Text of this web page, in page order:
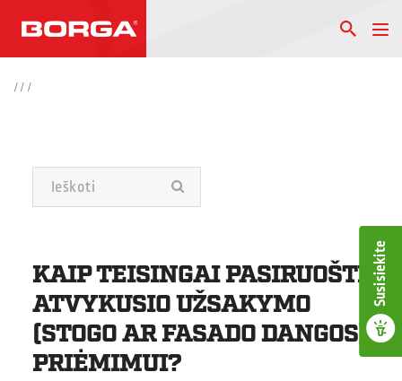
Susisiekite
// /
KAIP TEISINGAI PASIRUOŠTI
ATVYKUSIO UŽSAKYMO
(STOGO AR FASADO DANGOS)
PRIĖMIMUI?